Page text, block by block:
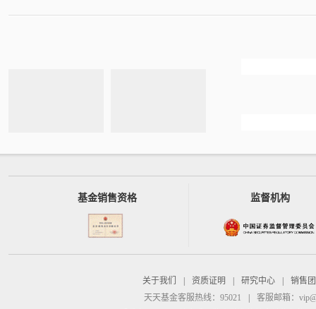
基金销售资格 监督机构
关于我们 资质证明 研究中心
销售
天天基金客服热线：95021
客服邮箱：